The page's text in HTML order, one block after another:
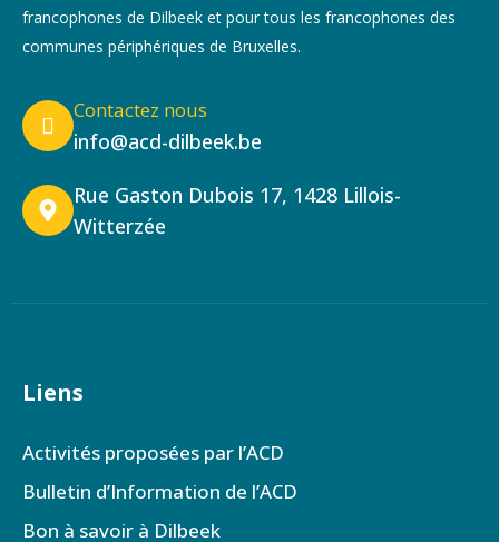
francophones de Dilbeek et pour tous les francophones des
communes périphériques de Bruxelles.
Contactez nous
info@acd-dilbeek.be
Rue Gaston Dubois 17, 1428 Lillois-
Witterzée
Liens
Activités proposées par l’ACD
Bulletin d’Information de l’ACD
Bon à savoir à Dilbeek